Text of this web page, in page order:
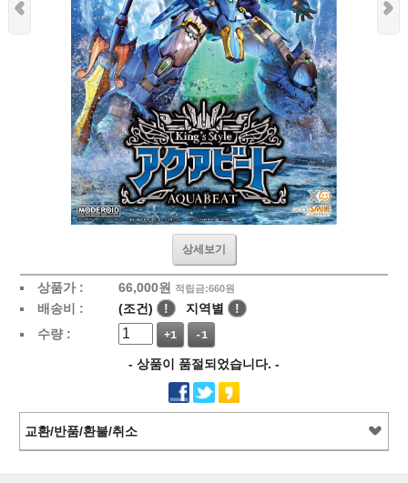
상세보기
상품가 : 66,000원 적립금:660원
배송비 : (조건) ! 지역별
!
수량 :
+1 -1
- 상품이 품절되었습니다. -
교환/반품/환불/취소